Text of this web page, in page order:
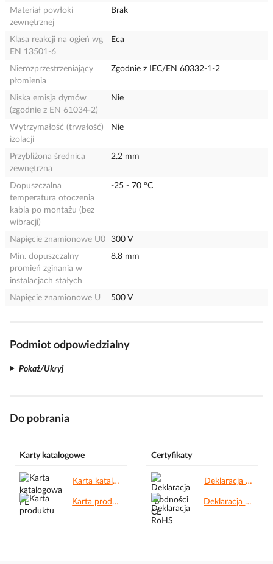
Materiał powłoki
zewnętrznej
Brak
Klasa reakcji na ogień wg
EN 13501-6
Eca
Nierozprzestrzeniający
płomienia
Zgodnie z IEC/EN 60332-1-2
Niska emisja dymów
(zgodnie z EN 61034-2)
Nie
Wytrzymałość (trwałość)
izolacji
Nie
Przybliżona średnica
zewnętrzna
2.2 mm
Dopuszczalna
temperatura otoczenia
kabla po montażu (bez
wibracji)
-25 - 70 °C
Napięcie znamionowe U0
300 V
Min. dopuszczalny
promień zginania w
instalacjach stałych
8.8 mm
Napięcie znamionowe U 500 V
Podmiot odpowiedzialny
Pokaż/Ukryj
Do pobrania
Karty katalogowe
Karta katalogowa PL.pdf
Karta produktu.pdf
Certyfikaty
Deklaracja zgodności CE.pdf
Deklaracja RoHS.pdf